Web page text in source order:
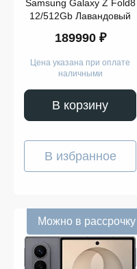
Samsung Galaxy Z Fold8
12/512Gb Лавандовый
189990 ₽
Цена указана при оплате
наличными
В корзину
В избранное
Можно в рассрочку